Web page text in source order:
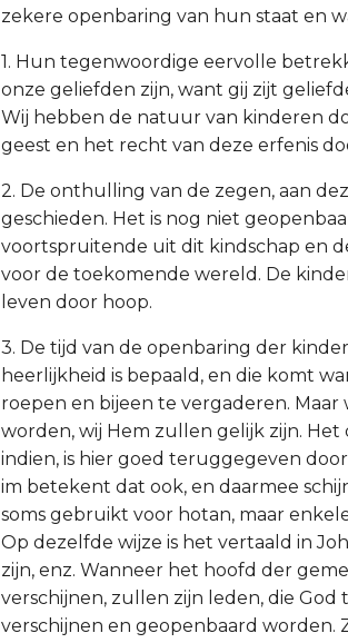
zekere openbaring van hun staat en
1. Hun tegenwoordige eervolle
onze geliefden zijn, want gij zijt
Wij hebben de natuur van kinderen
geest en het recht van deze erfenis
2. De onthulling van de zegen, aan
geschieden. Het is nog niet
voortspruitende uit dit kindschap en
voor de toekomende wereld. De
leven door hoop.
3. De tijd van de openbaring der
heerlijkheid is bepaald, en die komt
roepen en bijeen te vergaderen.
worden, wij Hem zullen gelijk zijn.
indien, is hier goed teruggegeven
im betekent dat ook, en daarmee
soms gebruikt voor hotan, maar
Op dezelfde wijze is het vertaald in
zijn, enz. Wanneer het hoofd der
verschijnen, zullen zijn leden, die
verschijnen en geopenbaard worden.